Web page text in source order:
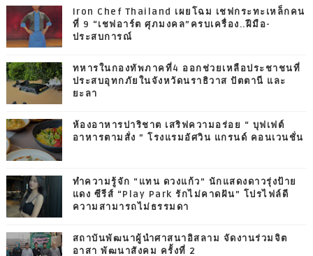
Iron Chef Thailand เผยโฉม เชฟกระทะเหล็กคน
ที่ 9 “เชฟอาร์ต ศุภมงคล”ครบเครื่อง..ฝีมือ-
ประสบการณ์
ทหารในกองทัพภาคที่4 ออกช่วยเหลือประชาชนที่
ประสบอุทกภัยในจังหวัดนราธิวาส ปัตตานี และ
ยะลา
ห้องอาหารปาริชาต เสริฟความอร่อย “ บุฟเฟต์
อาหารตามสั่ง ” โรงแรมอัศวิน แกรนด์ คอนเวนชั่น
ทำความรู้จัก “แทน ดวงแก้ว” นักแสดงดาวรุ่งป้าย
แดง ซีรีส์ “Play Park รักไม่คาดฝัน” โปรไฟล์ดี
ความสามารถไม่ธรรมดา
สถาบันพัฒนาผู้นำศาสนาอิสลาม จัดงานร่วมจิต
อาสา พัฒนาสังคม ครั้งที่ 2